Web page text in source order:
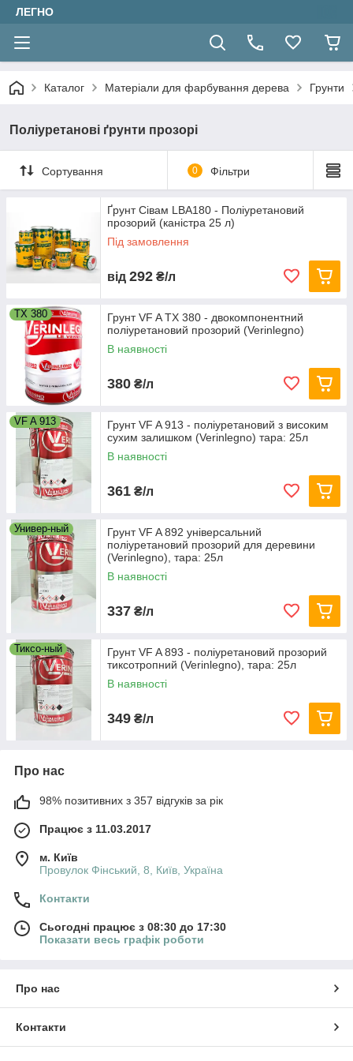
ЛЕГНО
Каталог Матеріали для фарбування дерева Грунти
Поліуретанові ґрунти прозорі
Сортування 0 Фільтри
Ґрунт Сівам LBA180 - Поліуретановий
прозорий (каністра 25 л)
Під замовлення
від 292 ₴/л
TX 380
Грунт VF A TX 380 - двокомпонентний
поліуретановий прозорий (Verinlegno)
В наявності
380 ₴/л
VF A 913
Грунт VF A 913 - поліуретановий з високим
сухим залишком (Verinlegno) тара: 25л
В наявності
361 ₴/л
Универ-ный
Грунт VF A 892 універсальний
поліуретановий прозорий для деревини
(Verinlegno), тара: 25л
В наявності
337 ₴/л
Тиксо-ный
Грунт VF A 893 - поліуретановий прозорий
тиксотропний (Verinlegno), тара: 25л
В наявності
349 ₴/л
Про нас
98% позитивних з 357 відгуків за рік
Працює з 11.03.2017
м. Київ
Провулок Фінський, 8, Київ, Україна
Контакти
Сьогодні працює з 08:30 до 17:30
Показати весь графік роботи
Про нас
Контакти